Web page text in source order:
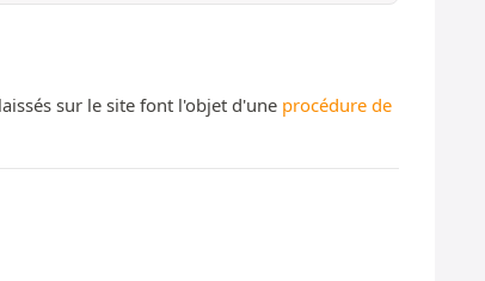
sur le site font l'objet d'une procédure de